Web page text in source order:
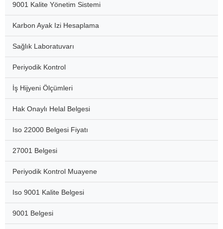
9001 Kalite Yönetim Sistemi
Karbon Ayak Izi Hesaplama
Sağlık Laboratuvarı
Periyodik Kontrol
İş Hijyeni Ölçümleri
Hak Onaylı Helal Belgesi
Iso 22000 Belgesi Fiyatı
27001 Belgesi
Periyodik Kontrol Muayene
Iso 9001 Kalite Belgesi
9001 Belgesi